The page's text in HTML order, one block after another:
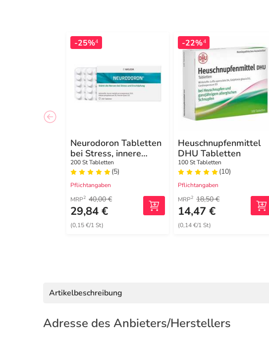
-25%4
Neurodoron Tabletten
bei Stress, innere
Unruhe
200 St Tabletten
(5)
Pflichtangaben
MRP2 40,00 €
29,84 €
(0,15 €/1 St)
-22%4
Heuschnupfenmittel
DHU Tabletten
100 St Tabletten
(10)
Pflichtangaben
MRP2 18,50 €
14,47 €
(0,14 €/1 St)
Artikelbeschreibung
Adresse des Anbieters/Herstellers